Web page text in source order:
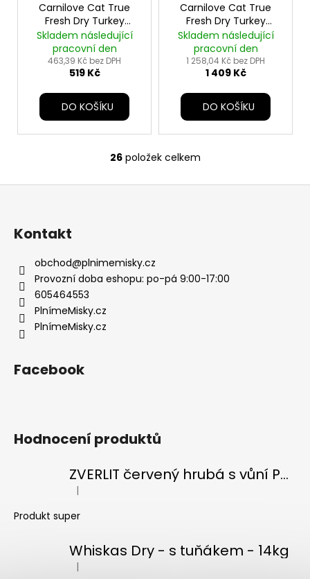
Carnilove Cat True
Fresh Dry Turkey
Steril.Ad.AB 2kg
Skladem následující
pracovní den
463,39 Kč bez DPH
519 Kč
DO KOŠÍKU
Carnilove Cat True
Fresh Dry Turkey
Steril.Ad.AB 6kg
Skladem následující
pracovní den
1 258,04 Kč bez DPH
1 409 Kč
DO KOŠÍKU
O
v
c
í
p
u
26položek celkem
Kontakt
obchod@plnimemisky.cz
Provozní doba eshopu: po-pá 9:00-17:00
605464553
PlnímeMisky.cz
PlnímeMisky.cz
Facebook
Hodnocení produktů
ZVERLIT červený hrubá s vůní Podestýlka kočka 10kg
Hodnocení produktu je 5 z 5 hvězdiček.
|
Produkt super
Whiskas Dry - s tuňákem - 14kg
Hodnocení produktu je 5 z 5 hvězdiček.
|